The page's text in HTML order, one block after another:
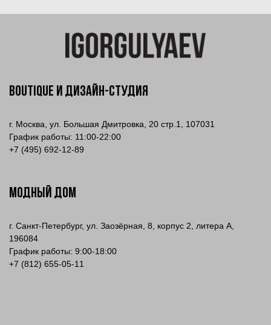
Boutique и Дизайн-Студия
г. Москва, ул. Большая Дмитровка, 20 стр.1, 107031
График работы: 11:00-22:00
+7 (495) 692-12-89
МОДНЫЙ ДОМ
г. Санкт-Петербург, ул. Заозёрная, 8, корпус 2, литера А,
196084
График работы: 9:00-18:00
+7 (812) 655-05-11